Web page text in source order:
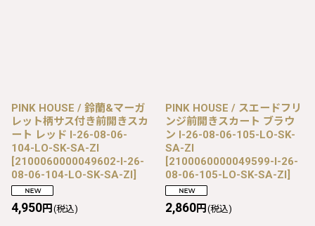
PINK HOUSE / 鈴蘭&マーガ
レット柄サス付き前開きスカ
ート レッド I-26-08-06-
104-LO-SK-SA-ZI
[2100060000049602-I-26-
08-06-104-LO-SK-SA-ZI]
4,950円 (税込)
PINK HOUSE / スエードフリ
ンジ前開きスカート ブラウ
ン I-26-08-06-105-LO-SK-
SA-ZI
[2100060000049599-I-26-
08-06-105-LO-SK-SA-ZI]
2,860円 (税込)